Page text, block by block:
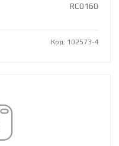
RC0160
Код: 102573-4